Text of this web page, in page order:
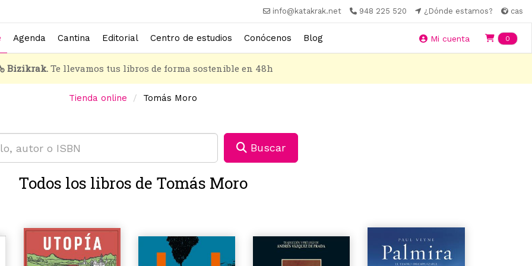
info@katakrak.net 948 225 520 ¿Dónde estamos? cas
Agenda Cantina Editorial Centro de estudios Conócenos Blog Mi cuenta 0
Bizikrak.Te llevamos tus libros de forma sostenible en 48h
Tienda online Tomás Moro
Buscar
Todos los libros de Tomás Moro